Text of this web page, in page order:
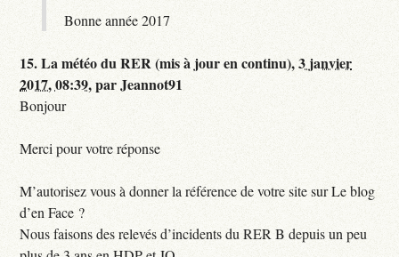
Bonne année 2017
15.La météo du RER (mis à jour en continu),3 janvier
2017, 08:39,parJeannot91
Bonjour
Merci pour votre réponse
M’autorisez vous à donner la référence de votre site sur Le blog
d’en Face ?
Nous faisons des relevés d’incidents du RER B depuis un peu